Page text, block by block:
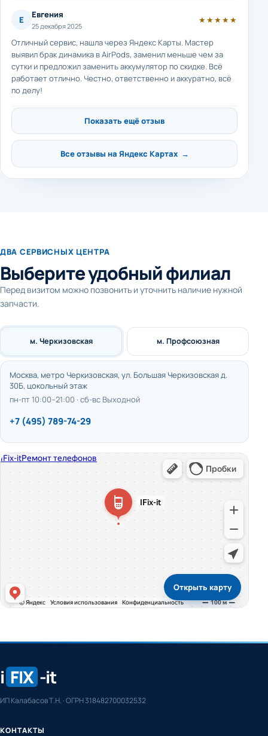
Е Евгения
25 декабря 2025
★★★★★
Отличный сервис, нашла через Яндекс Карты. Мастер
выявил брак динамика в AirPods, заменил меньше чем за
сутки и предложил заменить аккумулятор по скидке. Всё
работает отлично. Честно, ответственно и аккуратно, всё
по делу!
Показать ещё отзыв
Все отзывы на Яндекс Картах →
ДВА СЕРВИСНЫХ ЦЕНТРА
Выберите удобный филиал
Перед визитом можно позвонить и уточнить наличие нужной
запчасти.
м. Черкизовская
Москва, метро Черкизовская, ул. Большая Черкизовская д.
30Б, цокольный этаж
пн-пт 10:00–21:00 · сб-вс Выходной
+7 (495) 789-74-29
м. Профсоюзная
Открыть карту
i FIX -it
ИП Калабасов Т.Н. · ОГРН 318482700032532
КОНТАКТЫ